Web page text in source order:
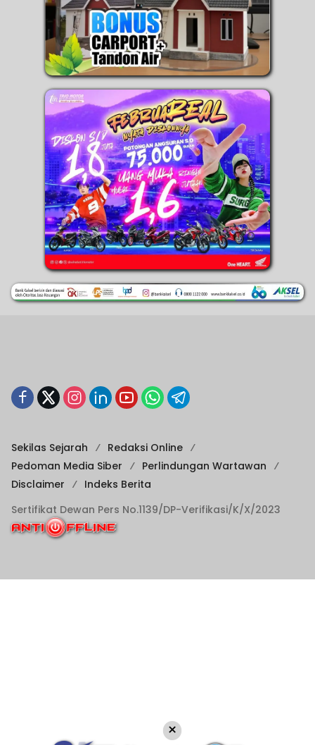
Sekilas Sejarah
Redaksi Online
Pedoman Media Siber
Perlindungan Wartawan
Disclaimer
Indeks Berita
Sertifikat Dewan Pers No.1139/DP-Verifikasi/K/X/2023
×